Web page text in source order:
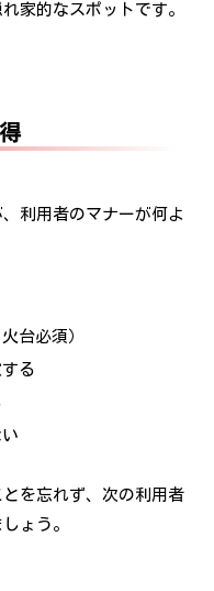
家的なスポットです。
利用者のマナーが何よ
台必須）
る
とを忘れず、次の利用者
ょう。